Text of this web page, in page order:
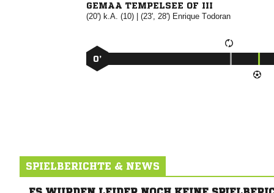
GEMAA TEMPELSEE OF III
(20') k.A. (10) | (23', 28') 
0’
SPIELBERICHTE & NEWS